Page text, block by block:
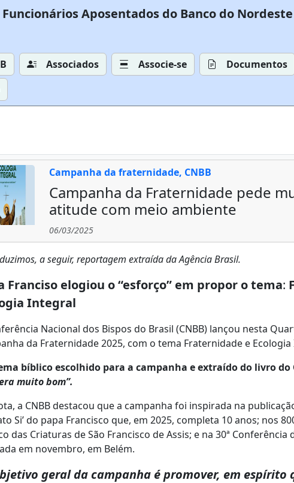
Funcionários Aposentados do Banco do
Associados Associe-se
Documentos
Campanha da fraternidade, CNBB
Campanha da Fraternidade pede
atitude com meio ambiente
06/03/2025
a seguir, reportagem extraída da Agência Brasil.
Franciso elogiou o “esforço” em propor o tema:
Integral
Nacional dos Bispos do Brasil (CNBB) lançou nesta
da Fraternidade 2025, com o tema Fraternidade e
bíblico escolhido para a campanha e extraído do livro do
muito bom”.
a CNBB destacou que a campanha foi inspirada na
Si’ do papa Francisco que, em 2025, completa 10 anos; nos
das Criaturas de São Francisco de Assis; e na 30ª Conferência
em novembro, em Belém.
geral da campanha é promover, em espírito